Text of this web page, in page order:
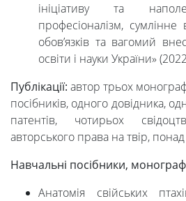
ініціативу та
професіоналізм,
обов’язків та вагомий
освіти і науки України»
Публікації: автор трьох
посібників, одного довідника,
патентів, чотирьох
авторського права на твір,
Навчальні посібники,
Анатомія свійських